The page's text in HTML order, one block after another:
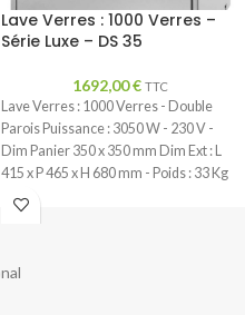
Lave Verres : 1000 Verres –
Série Luxe – DS 35
1692,00€ TTC
Lave Verres : 1000 Verres - Double
Parois Puissance : 3050 W - 230 V -
Dim Panier 350 x 350 mm Dim Ext : L
415 x P 465 x H 680 mm - Poids : 33 Kg
Attention : Le rinçage à froid manuel à